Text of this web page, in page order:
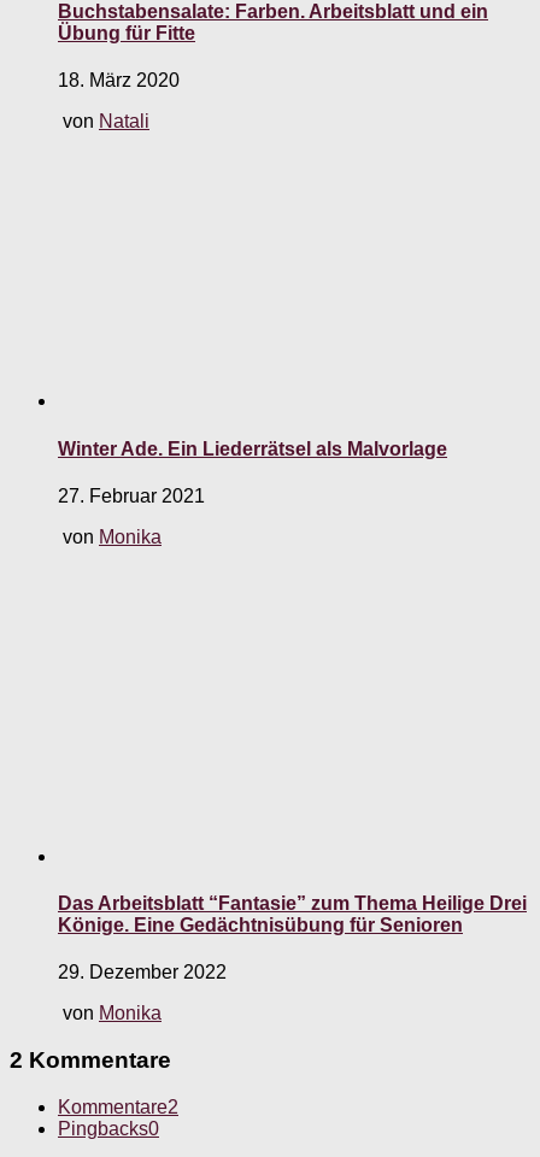
Buchstabensalate: Farben. Arbeitsblatt und ein
Übung für Fitte
18. März 2020
von Natali
Winter Ade. Ein Liederrätsel als Malvorlage
27. Februar 2021
von Monika
Das Arbeitsblatt “Fantasie” zum Thema Heilige Drei
Könige. Eine Gedächtnisübung für Senioren
29. Dezember 2022
von Monika
2 Kommentare
Kommentare2
Pingbacks0